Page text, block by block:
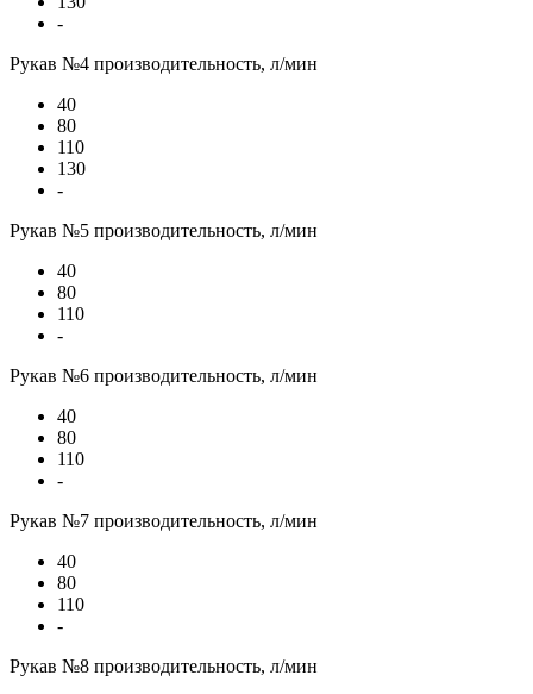
-
Рукав №4 производительность, л/мин
40
80
110
130
-
Рукав №5 производительность, л/мин
40
80
110
-
Рукав №6 производительность, л/мин
40
80
110
-
Рукав №7 производительность, л/мин
40
80
110
-
Рукав №8 производительность, л/мин